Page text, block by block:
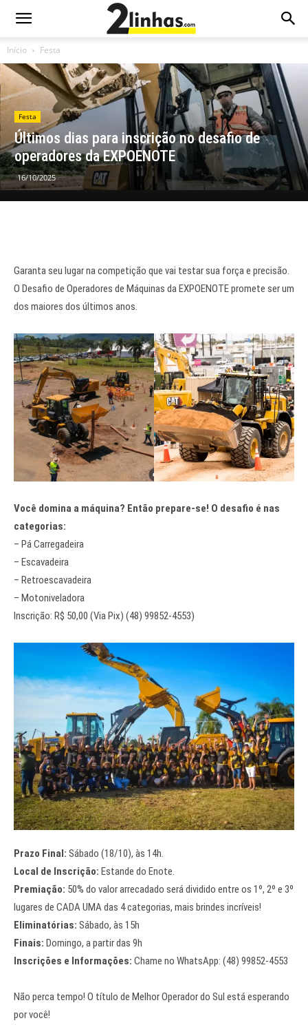
Início Festa
Festa
Últimos dias para inscrição no desafio de
operadores da EXPOENOTE
16/10/2025
Garanta seu lugar na competição que vai testar sua força e precisão.
O Desafio de Operadores de Máquinas da EXPOENOTE promete ser um
dos maiores dos últimos anos.
Você domina a máquina? Então prepare-se! O desafio é nas
categorias:
– Pá Carregadeira
– Escavadeira
– Retroescavadeira
– Motoniveladora
Inscrição: R$ 50,00 (Via Pix) (48) 99852-4553)
Prazo Final: Sábado (18/10), às 14h.
Local de Inscrição: Estande do Enote.
Premiação: 50% do valor arrecadado será dividido entre os 1º, 2º e 3º
lugares de CADA UMA das 4 categorias, mais brindes incríveis!
Eliminatórias: Sábado, às 15h
Finais: Domingo, a partir das 9h
Inscrições e Informações: Chame no WhatsApp: (48) 99852-4553
Não perca tempo! O título de Melhor Operador do Sul está esperando
por você!